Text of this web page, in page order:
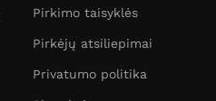
Pirkimo taisyklės
Pirkėjų atsiliepimai
Privatumo politika